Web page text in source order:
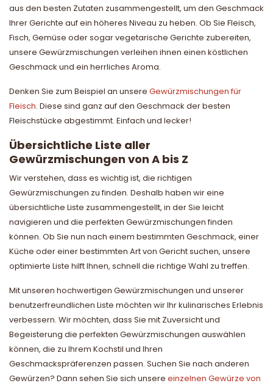
aus den besten Zutaten zusammengestellt, um den Geschmack
Ihrer Gerichte auf ein höheres Niveau zu heben. Ob Sie Fleisch,
Fisch, Gemüse oder sogar vegetarische Gerichte zubereiten,
unsere Gewürzmischungen verleihen ihnen einen köstlichen
Geschmack und ein herrliches Aroma.
Denken Sie zum Beispiel an unsere Gewürzmischungen für
Fleisch. Diese sind ganz auf den Geschmack der besten
Fleischstücke abgestimmt. Einfach und lecker!
Übersichtliche Liste aller
Gewürzmischungen von A bis Z
Wir verstehen, dass es wichtig ist, die richtigen
Gewürzmischungen zu finden. Deshalb haben wir eine
übersichtliche Liste zusammengestellt, in der Sie leicht
navigieren und die perfekten Gewürzmischungen finden
können. Ob Sie nun nach einem bestimmten Geschmack, einer
Küche oder einer bestimmten Art von Gericht suchen, unsere
optimierte Liste hilft Ihnen, schnell die richtige Wahl zu treffen.
Mit unseren hochwertigen Gewürzmischungen und unserer
benutzerfreundlichen Liste möchten wir Ihr kulinarisches Erlebnis
verbessern. Wir möchten, dass Sie mit Zuversicht und
Begeisterung die perfekten Gewürzmischungen auswählen
können, die zu Ihrem Kochstil und Ihren
Geschmackspräferenzen passen. Suchen Sie nach anderen
Gewürzen? Dann sehen Sie sich unsere einzelnen Gewürze von